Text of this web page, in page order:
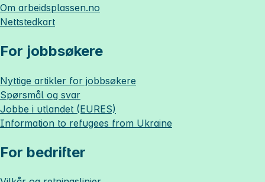
Om arbeidsplassen.no
Nettstedkart
For jobbsøkere
Nyttige artikler for jobbsøkere
Spørsmål og svar
Jobbe i utlandet (EURES)
Information to refugees from Ukraine
For bedrifter